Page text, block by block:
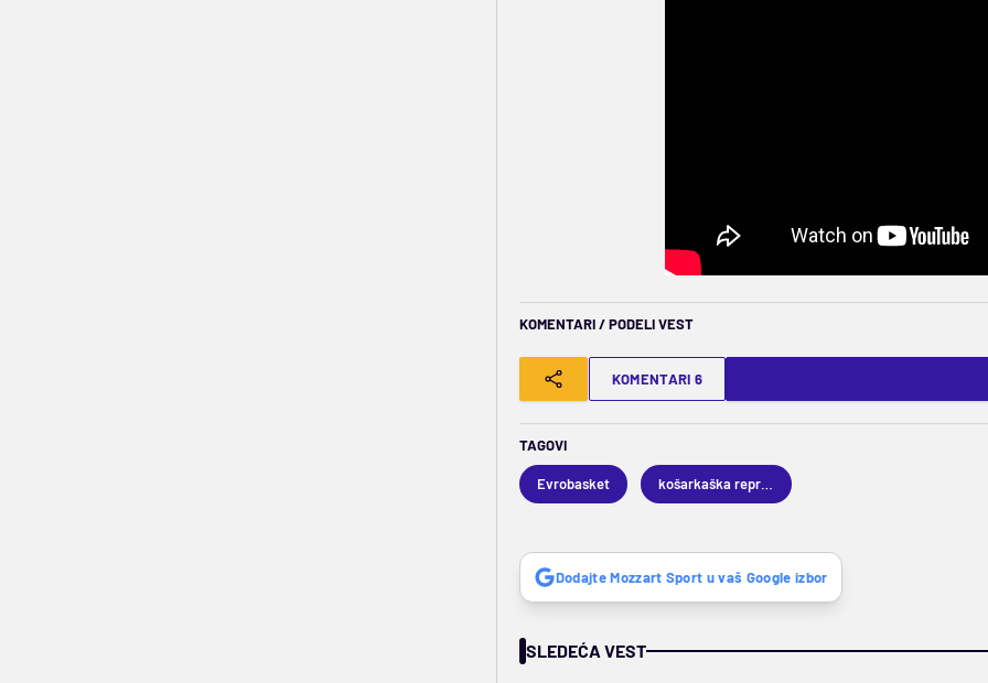
KOMENTARI / PODELI VEST
KOMENTARI 6
TAGOVI
Evrobasket košarkaška reprezentacija Španije
Dodajte Mozzart Sport u vaš Google izbor
SLEDEĆA VEST